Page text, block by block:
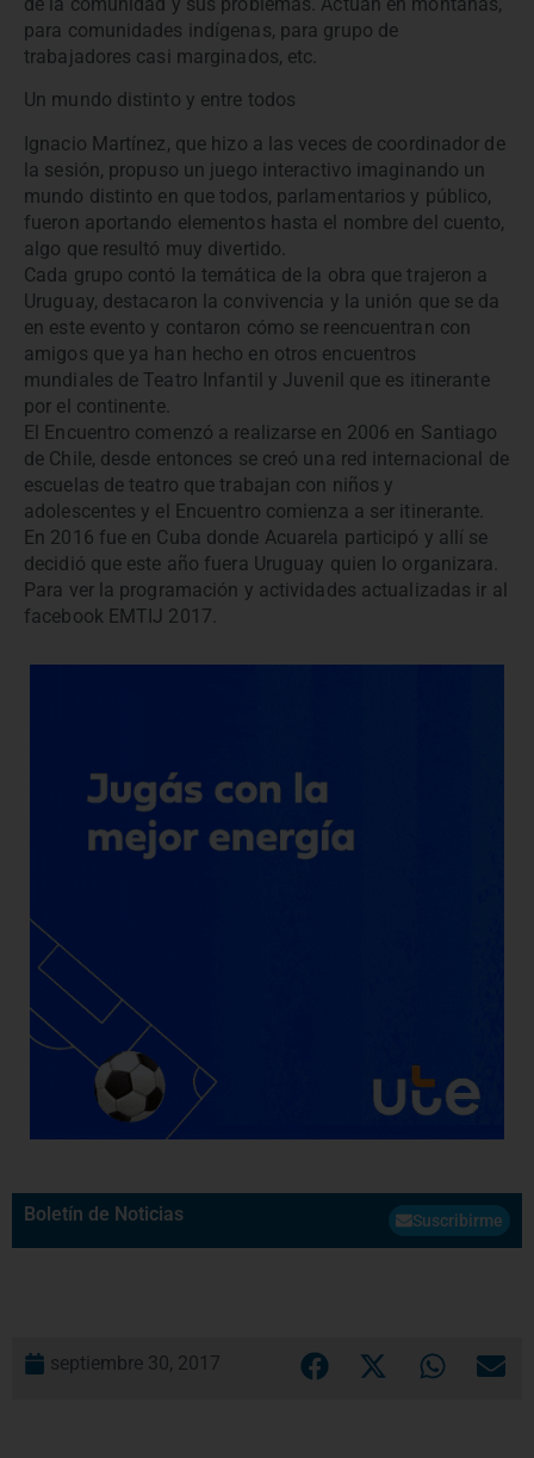
para comunidades indígenas, para grupo de
trabajadores casi marginados, etc.
Un mundo distinto y entre todos
Ignacio Martínez, que hizo a las veces de coordinador de
la sesión, propuso un juego interactivo imaginando un
mundo distinto en que todos, parlamentarios y público,
fueron aportando elementos hasta el nombre del cuento,
algo que resultó muy divertido.
Cada grupo contó la temática de la obra que trajeron a
Uruguay, destacaron la convivencia y la unión que se da
en este evento y contaron cómo se reencuentran con
amigos que ya han hecho en otros encuentros
mundiales de Teatro Infantil y Juvenil que es itinerante
por el continente.
El Encuentro comenzó a realizarse en 2006 en Santiago
de Chile, desde entonces se creó una red internacional de
escuelas de teatro que trabajan con niños y
adolescentes y el Encuentro comienza a ser itinerante.
En 2016 fue en Cuba donde Acuarela participó y allí se
decidió que este año fuera Uruguay quien lo organizara.
Para ver la programación y actividades actualizadas ir al
facebook EMTIJ 2017.
Boletín de Noticias Suscribirme
septiembre 30, 2017